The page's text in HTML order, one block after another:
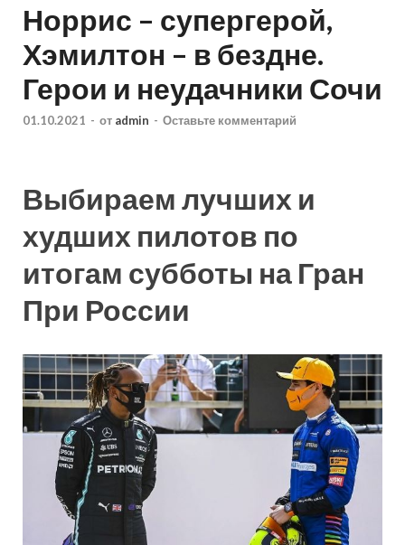
Норрис – супергерой,
Хэмилтон – в бездне.
Герои и неудачники Сочи
01.10.2021 - от admin - Оставьте комментарий
Выбираем лучших и
худших пилотов по
итогам субботы на Гран
При России